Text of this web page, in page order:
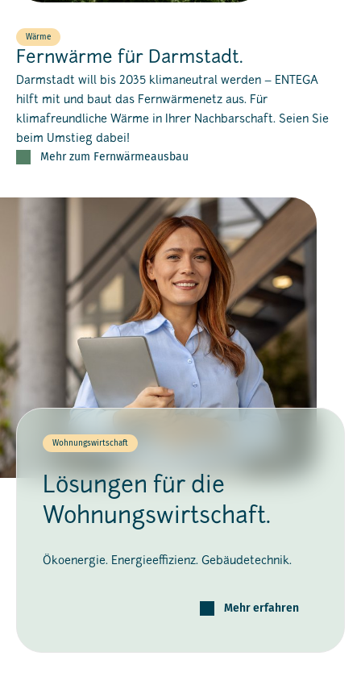
Wärme
Fernwärme für Darmstadt.
Darmstadt will bis 2035 klimaneutral werden – ENTEGA
hilft mit und baut das Fernwärmenetz aus. Für
klimafreundliche Wärme in Ihrer Nachbarschaft. Seien Sie
beim Umstieg dabei!
Mehr zum Fernwärmeausbau
Wohnungswirtschaft
Lösungen für die
Wohnungswirtschaft.
Ökoenergie. Energieeffizienz. Gebäudetechnik.
Mehr erfahren